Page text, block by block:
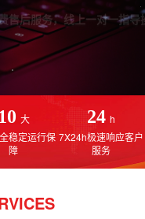
作，建站更简单
10 大
稳定运行保
障
24 h
7X24h极速响应客户
服务